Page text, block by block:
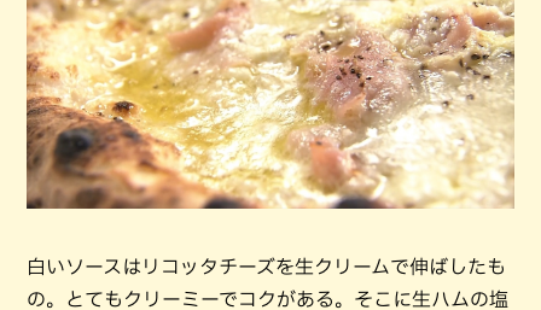
白いソースはリコッタチーズを生クリームで伸ばしたも
の。とてもクリーミーでコクがある。そこに生ハムの塩